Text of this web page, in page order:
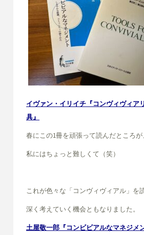
イヴァン・イリイチ『コンヴィヴィア
具』
春にこの1冊を頑張って読んだところが
私にはちょっと難しくて（笑）
これが色々な「コンヴィヴィアル」を
深く考えていく機会ともなりました。
土屋敬一郎『コンビビアルなマネジメ